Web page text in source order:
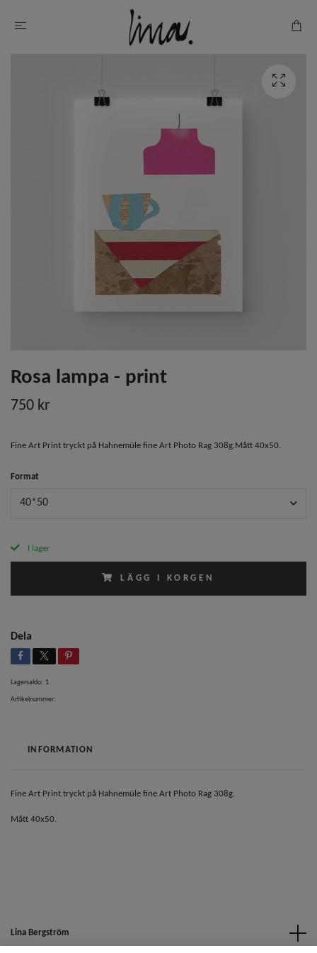
Rosa lampa - print
750 kr
Fine Art Print tryckt på Hahnemüle fine Art Photo Rag 308g.Mått 40x50.
Format
40*50
I lager
LÄGG I KORGEN
Dela
Lagersaldo: 1
Artikelnummer:
INFORMATION
Fine Art Print tryckt på Hahnemüle fine Art Photo Rag 308g.
Mått 40x50.
Lina Bergström